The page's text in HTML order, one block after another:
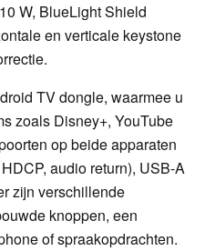
W, BlueLight Shield
en verticale keystone
TV dongle, waarmee u
zoals Disney+, YouTube
op beide apparaten
audio return), USB-A
zijn verschillende
knoppen, een
of spraakopdrachten.